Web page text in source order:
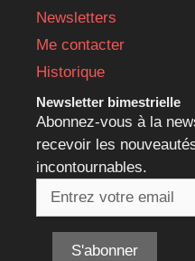
Newsletters
Me contacter
Historique
Newsletter bimestrielle
Abonnez-vous à la
recevoir les
incontournables.